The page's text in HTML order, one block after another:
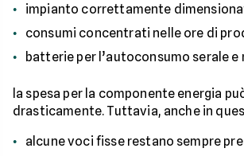
impianto correttamente
consumi concentrati nelle ore di
batterie per l’autoconsumo serale
la spesa per la componente energia
drasticamente. Tuttavia, anche in
alcune voci fisse restano sempre